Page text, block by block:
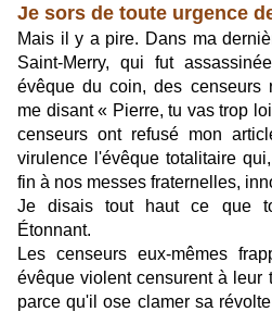
Je sors de toute urgence
Mais il y a pire. Dans ma
Saint-Merry, qui fut
évêque du coin, des censeurs
me disant « Pierre, tu vas trop
censeurs ont refusé mon
virulence l'évêque totalitaire
fin à nos messes fraternelles,
Je disais tout haut ce que
Étonnant.
Les censeurs eux-mêmes
évêque violent censurent à leur
parce qu'il ose clamer sa